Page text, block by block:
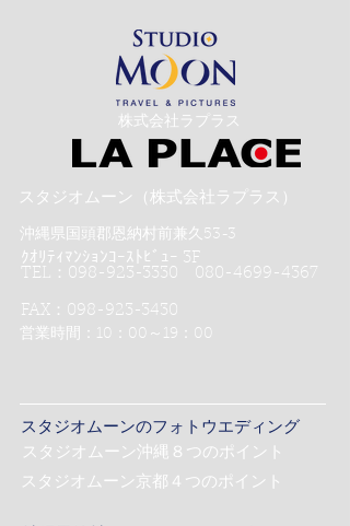
​株式会社ラプラス
スタジオムーン（株式会社ラプラス）
沖縄県国頭郡恩納村前兼久53-3
ｸｵﾘﾃｨﾏﾝｼｮﾝｺｰｽﾄﾋﾞｭｰ 3F
TEL：098-923-3330 080-4699-4367
FAX：098-923-3430
営業時間：10：00～19：00
スタジオムーンのフォトウエディング
スタジオムーン沖縄８つのポイント
スタジオムーン京都４つのポイント